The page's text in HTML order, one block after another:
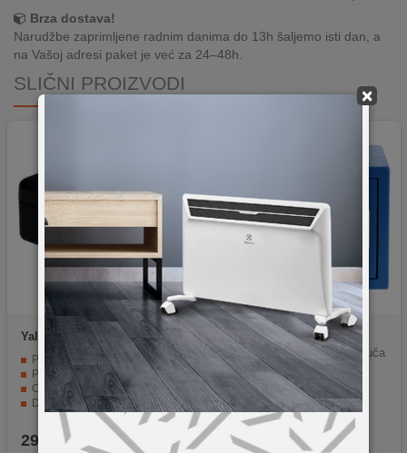
×
Brza dostava!
Narudžbe zaprimljene radnim danima do 13h šaljemo isti dan, a
na Vašoj adresi paket je već za 24–48h.
SLIČNI PROIZVODI
Yale YCB/080/BB2
Praktična ručka za nošenje.
Plastična pregradna posuda.
Cilindarska brava i 2 ključa.
Dimenzije 80 x 152 x 118 mm.
Neto težina od samo 0,6 kg.
29,90 KM
Yale
YSV/170/DB2/B
Sef, PIN code pristup, zaključa
vanje s ključem
139,90 KM